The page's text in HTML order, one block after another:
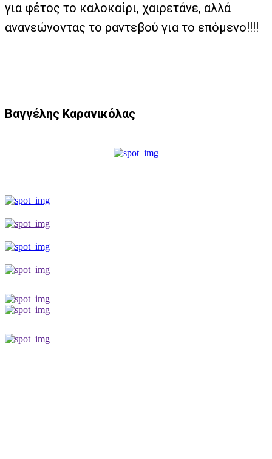
για φέτος το καλοκαίρι, χαιρετάνε, αλλά
ανανεώνοντας το ραντεβού για το επόμενο!!!!
Βαγγέλης Καρανικόλας